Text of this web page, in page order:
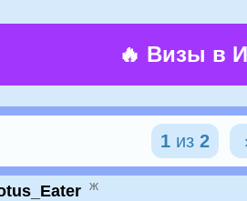
🔥 Визы в
1из 2
ж